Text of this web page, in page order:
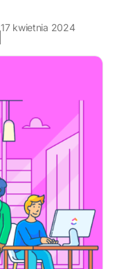
17 kwietnia 2024